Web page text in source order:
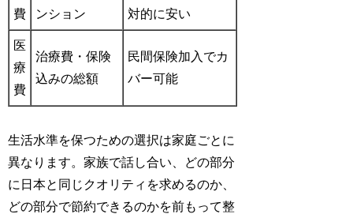
費
ンション
対的に安い
医
療
費
治療費・保険
込みの総額
民間保険加入でカ
バー可能
生活水準を保つための選択は家庭ごとに
異なります。家族で話し合い、どの部分
に日本と同じクオリティを求めるのか、
どの部分で節約できるのかを前もって整